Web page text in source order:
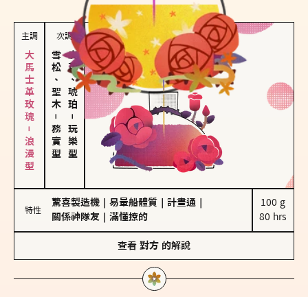
對方的主調蠟燭是...
主調
大馬士革玫瑰－浪漫型
次調
雪松、聖木
－
務實型
皮革、琥珀
－
玩樂型
特性
驚喜製造機 易暈船體質 計畫通
關係神隊友
滿懂撩的
100 g
80 hrs
查看 對方 的解說